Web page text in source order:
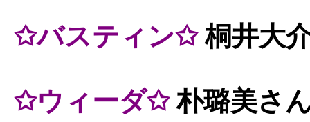
✩バスティン✩桐井大
✩ウィーダ✩朴璐美さ